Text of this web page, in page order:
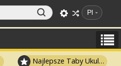
Pl
Najlepsze Taby Ukulele